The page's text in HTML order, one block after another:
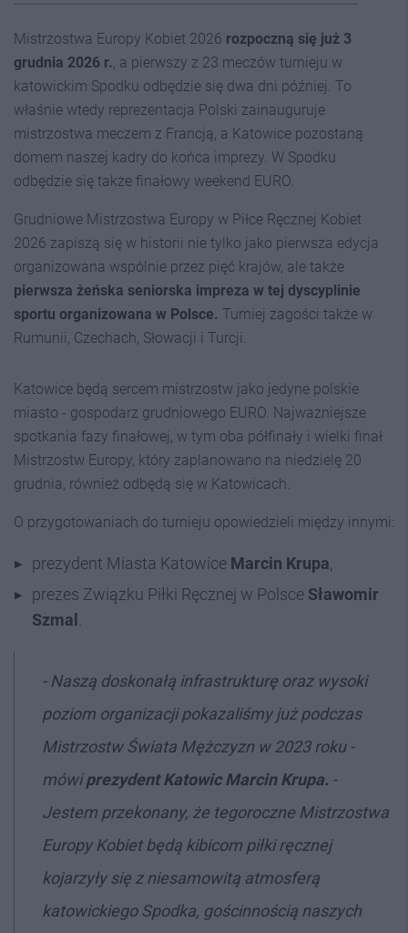
Mistrzostwa Europy Kobiet 2026 rozpoczną się już 3
grudnia 2026 r., a pierwszy z 23 meczów turnieju w
katowickim Spodku odbędzie się dwa dni później. To
właśnie wtedy reprezentacja Polski zainauguruje
mistrzostwa meczem z Francją, a Katowice pozostaną
domem naszej kadry do końca imprezy. W Spodku
odbędzie się także finałowy weekend EURO.
Grudniowe Mistrzostwa Europy w Piłce Ręcznej Kobiet
2026 zapiszą się w historii nie tylko jako pierwsza edycja
organizowana wspólnie przez pięć krajów, ale także
pierwsza żeńska seniorska impreza w tej dyscyplinie
sportu organizowana w Polsce. Turniej zagości także w
Rumunii, Czechach, Słowacji i Turcji.
Katowice będą sercem mistrzostw jako jedyne polskie
miasto - gospodarz grudniowego EURO. Najważniejsze
spotkania fazy finałowej, w tym oba półfinały i wielki finał
Mistrzostw Europy, który zaplanowano na niedzielę 20
grudnia, również odbędą się w Katowicach.
O przygotowaniach do turnieju opowiedzieli między innymi:
prezydent Miasta Katowice Marcin Krupa
prezes Związku Piłki Ręcznej w Polsce Sławomir
Szmal
- Naszą doskonałą infrastrukturę oraz wysoki
poziom organizacji pokazaliśmy już podczas
Mistrzostw Świata Mężczyzn w 2023 roku -
mówiprezydent Katowic Marcin Krupa. -
Jestem przekonany, że tegoroczne Mistrzostwa
Europy Kobiet będą kibicom piłki ręcznej
kojarzyły się z niesamowitą atmosferą
katowickiego Spodka, gościnnością naszych